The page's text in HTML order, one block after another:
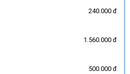
240.000 đ
1.560.000 đ
500.000 đ